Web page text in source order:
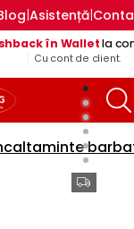
|Asistență|
în Walletla
Cu cont de client.